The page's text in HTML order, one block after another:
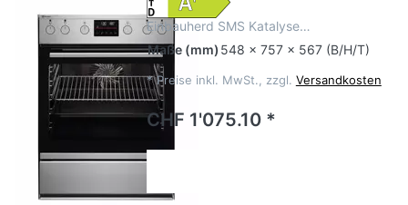
Einbauherd SMS Katalyse…
Maße (mm) 548 x 757 x 567 (B/H/T)
* Preise inkl. MwSt., zzgl. Versandkosten
CHF 1'075.10 *